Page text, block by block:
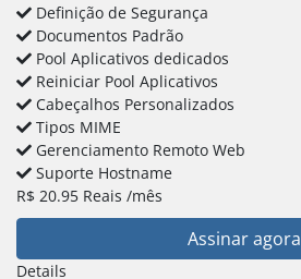
Definição de Segurança
Documentos Padrão
Pool Aplicativos dedicados
Reiniciar Pool Aplicativos
Cabeçalhos Personalizados
Tipos MIME
Gerenciamento Remoto Web
Suporte Hostname
R$ 20.95 Reais /mês
Assinar agora
Details